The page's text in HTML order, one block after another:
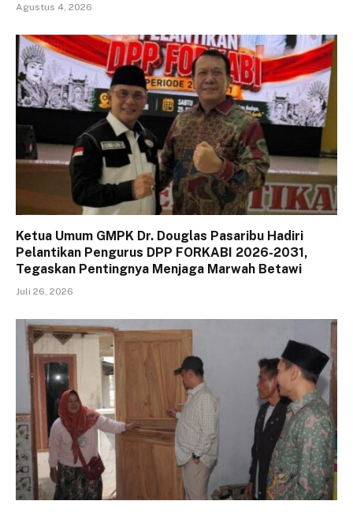
Agustus 4, 2026
Ketua Umum GMPK Dr. Douglas Pasaribu Hadiri
Pelantikan Pengurus DPP FORKABI 2026-2031,
Tegaskan Pentingnya Menjaga Marwah Betawi
Juli 26, 2026